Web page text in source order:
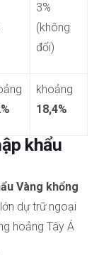
3%
(không
đổi)
khoảng
18,4%
khẩu
Vàng khổng
dự trữ ngoại
hoảng Tây Á